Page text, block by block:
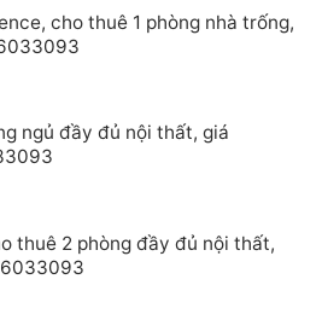
cho thuê 1 phòng nhà trống,
ngủ đầy đủ nội thất, giá
thuê 2 phòng đầy đủ nội thất,